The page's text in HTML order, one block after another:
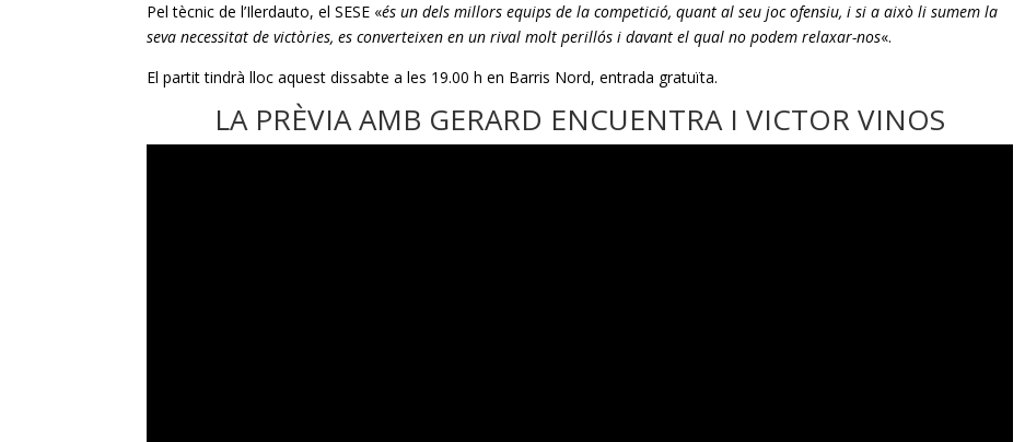
Pel tècnic de l’Ilerdauto, elSESE «és un dels millors equips de la competició, quant al seu joc ofensiu, i si a això li sumem la
seva necessitat de victòries, es converteixen en un rival molt perillós i davant el qual no podem relaxar-nos«.
El partit tindrà lloc aquest dissabte a les 19.00 h en Barris Nord, entrada gratuïta.
LA PRÈVIA AMB GERARD ENCUENTRA I VICTOR VINOS